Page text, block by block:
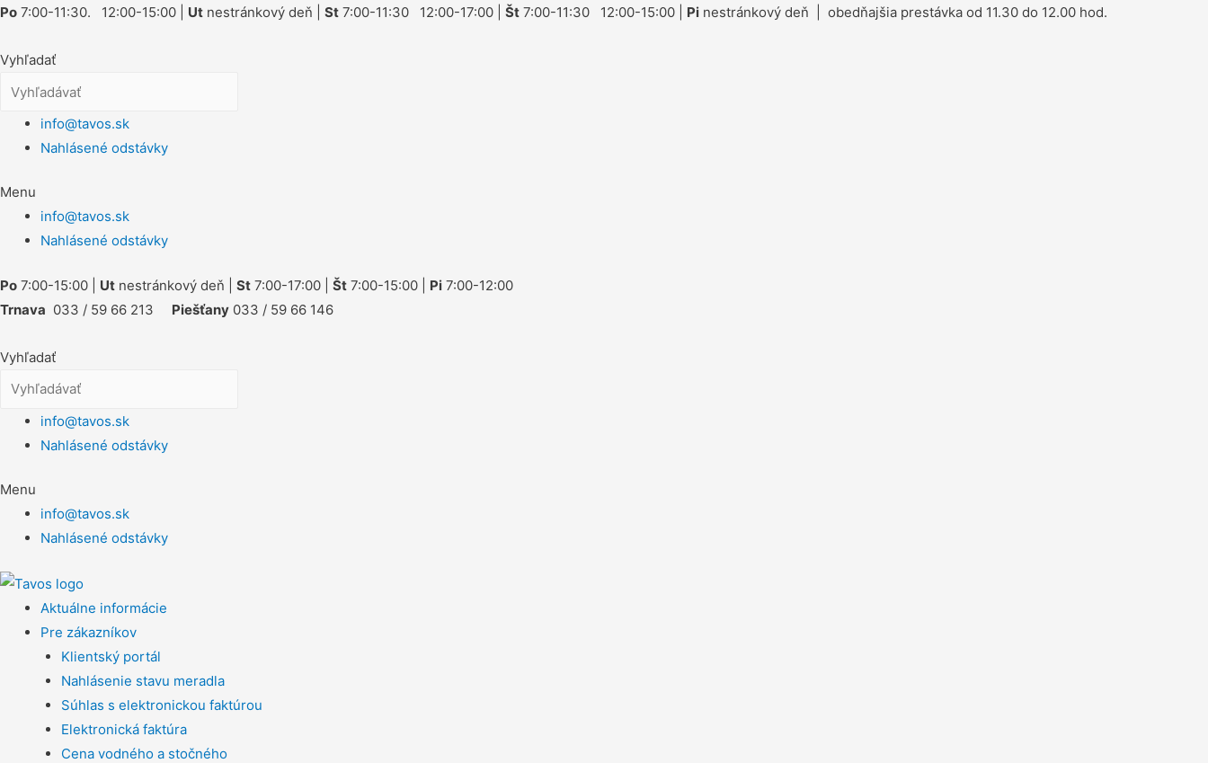
Po 7:00-11:30. 12:00-15:00 | Ut nestránkový deň | St 7:00-11:30 12:00-17:00 | Št 7:00-11:30 12:00-15:00 | Pi nestránkový deň | obedňajšia prestávka od 11.30 do 12.00 hod.
Vyhľadať
info@tavos.sk
Nahlásené odstávky
Menu
info@tavos.sk
Nahlásené odstávky
Po 7:00-15:00 | Ut nestránkový deň | St 7:00-17:00 | Št 7:00-15:00 | Pi 7:00-12:00
Trnava 033 / 59 66 213 Piešťany 033 / 59 66 146
Vyhľadať
info@tavos.sk
Nahlásené odstávky
Menu
info@tavos.sk
Nahlásené odstávky
Aktuálne informácie
Pre zákazníkov
Klientský portál
Nahlásenie stavu meradla
Súhlas s elektronickou faktúrou
Elektronická faktúra
Cena vodného a stočného